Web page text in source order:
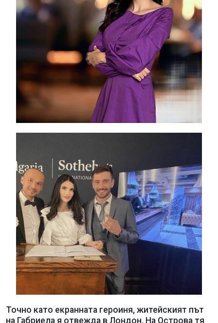
Точно като екранната героиня, житейският път
на Габриела я отвежда в Лондон. На Острова тя